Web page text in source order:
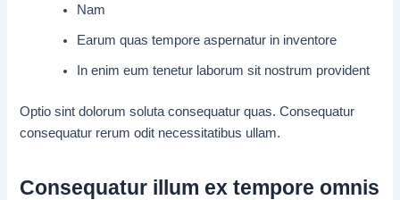
Nam
Earum quas tempore aspernatur in inventore
In enim eum tenetur laborum sit nostrum provident
Optio sint dolorum soluta consequatur quas. Consequatur
consequatur rerum odit necessitatibus ullam.
Consequatur illum ex tempore omnis